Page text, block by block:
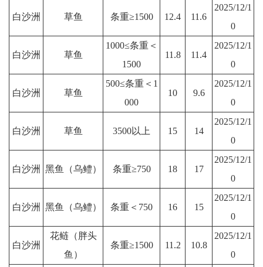
白沙洲 草鱼 条重≥1500 12.4 11.6
2025/12/1
0
白沙洲 草鱼
1000≤条重＜
1500
11.8 11.4
2025/12/1
0
白沙洲 草鱼
500≤条重＜1
000
10 9.6
2025/12/1
0
白沙洲 草鱼 3500以上 15 14
2025/12/1
0
白沙洲 黑鱼（乌鳢） 条重≥750 18 17
2025/12/1
0
白沙洲 黑鱼（乌鳢） 条重＜750 16 15
2025/12/1
0
白沙洲
花鲢（胖头
鱼）
条重≥1500 11.2 10.8
2025/12/1
0